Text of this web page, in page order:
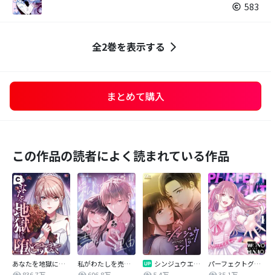
583
全2巻を表示する
まとめて購入
この作品の読者によく読まれている作品
あなたを地獄に堕とすまで
私がわたしを売る理由
シンジュウエンド【タテヨミ】
パーフェクトグリッター